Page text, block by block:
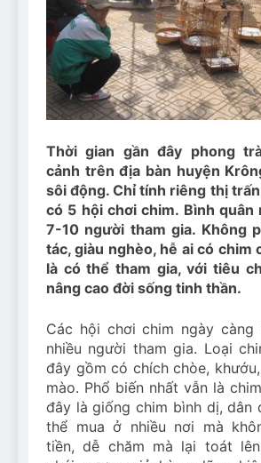
Can Bulldogs
And How to
7 Năm Ago
How Often Do I
Groom My
7 Năm Ago
Thời gian gần đây phong
cảnh trên địa bàn huyện
sôi động. Chỉ tính riêng thị
có 5 hội chơi chim. Bình
7-10 người tham gia. Không
tác, giàu nghèo, hễ ai có chim
là có thể tham gia, với tiêu
nâng cao đời sống tinh thần.
Các hội chơi chim ngày
nhiều người tham gia. Loại
đây gồm có chích chòe,
mào. Phổ biến nhất vẫn là
đây là giống chim bình dị, dân
thể mua ở nhiều nơi mà
tiền, dễ chăm mà lại toát